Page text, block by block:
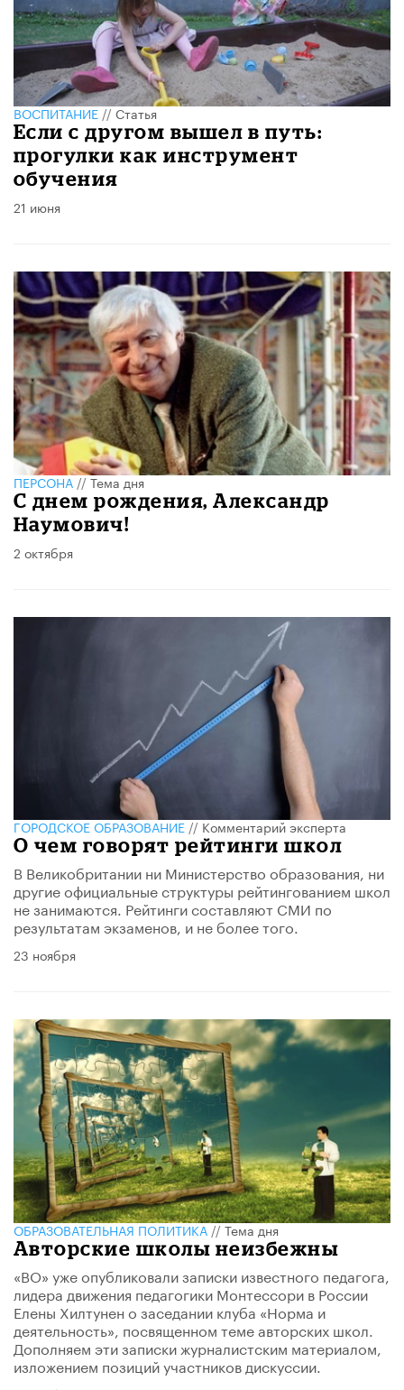
ВОСПИТАНИЕ//Статья
Если с другом вышел в путь:
прогулки как инструмент
обучения
21 июня
ПЕРСОНА//Тема дня
С днем рождения, Александр
Наумович!
2 октября
ГОРОДСКОЕ ОБРАЗОВАНИЕ//Комментарий эксперта
О чем говорят рейтинги школ
В Великобритании ни Министерство образования, ни
другие официальные структуры рейтингованием школ
не занимаются. Рейтинги составляют СМИ по
результатам экзаменов, и не более того.
23 ноября
ОБРАЗОВАТЕЛЬНАЯ ПОЛИТИКА//Тема дня
Авторские школы неизбежны
«ВО» уже опубликовали записки известного педагога,
лидера движения педагогики Монтессори в России
Елены Хилтунен о заседании клуба «Норма и
деятельность», посвященном теме авторских школ.
Дополняем эти записки журналистским материалом,
изложением позиций участников дискуссии.